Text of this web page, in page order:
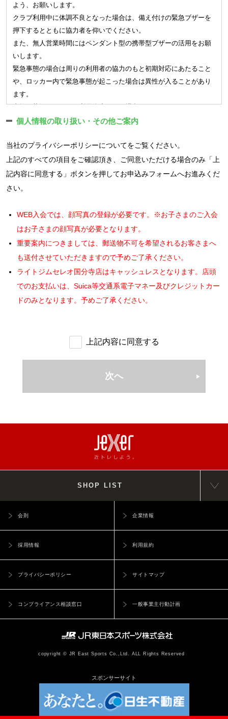
す。手続き時に定めた利用開始日が到来したときから有効とす
るものとします。
会員となる方は入会手続きの際、氏名、生年月日、性別、連絡
先電話番号、現住所、緊急連絡先と電話番号、および会費決済
に必要な情報を登録するものとします。また、会員となる方は
登録内容が正確であることを保証するものとします。
会員は入会手続きによって付与された会員番号により、会社が
規約に同意の上メールアドレス・パスワード等、所定の項目を
会員は顔写真を登録し、クラブは入会手続きによって付与され
た会員番号を付したデジタル情報として保有し、本人確認等や
サービス提供する上での照合、サービスを利用いただくための
会員証等は第三者に貸与又は譲渡することはできません。
会員はクラブが重複登録を認めた会員種別を除き、複数の会員
登録は出来ないものとします。またウェブサービス利用のため
(個人情報保護) 第8条
会社は、会社で取扱う会員の個人情報を別途定める「プライバシ
ーポリシー」に従って適正に利用・管理します。
次条に定める退会の手続きを完了したとき
第 30 条により入会したクラブの全部を閉鎖したとき
(退会) 第10条
た期日の締め切り当月の月末で退会することができます。
特別の事情がある場合を除き代理人による手続き又は電話その
他の方法による申し出は受付できません。
定める諸会費の返還はいたしません。
(1)
法令、本会則、その他クラブの定める規則に違反したとき
(2)
クラブの名誉を毀損し、又は秩序を乱したとき
させて頂きます）
(5)
スタッフの指示に従わないなどの行為によりクラブ運営に支
障をきたしたとき
第 25 条の利用禁止の各号いずれかに該当することを偽って
施設を利用したとき
その他クラブが会員として相応しくないと認めたとき
■休会
1 ヶ月以上の長期間クラブをご利用されない場合、月単位で最
大 3 ヶ月まで休会が可能です。
休会中は相互利用も含め施設のご利用はできません。
月の途中で休会を取消される場合には月会費との差額分のお支
払いが必要です。
届け出た休会期間の満了をもって届出前の契約内容に復会しま
※ 一部の店舗、会員種別では休会制度はありません。
■退会、解約
退会手続きが完了されていない場合には、在籍扱いとなり、ご
利用が無い場合でも会費はお納め頂きます。
3.その他
■入会キャンペーンについて
す。
在籍条件期間以上の在籍が特典の適用条件となります。期間内
でのご退会の場合、初期費用の割引分のお支払いが必要となり
ます。
期間内の休会も可能ですが、休会された月分、在籍条件は延長
となります。
特典は予告なく、変更・終了する場合がございます。予めご了
その他特典との併用はできません。
■会員証
施設をご利用の際は必ず、登録店舗指定の自身の会員証（モバ
WEBサービスより変更が必要となります。
クレジットカードの変更はWEBサービスでの手続き時に表示
された、期間より適用となります。
上記期間より以前の月会費に未納がある場合、合算請求させて
■個人情報の取得について
パーソナルトレーニングやスクール等、指導や施術を行う際に
要配慮個人情報を取得する場合があります。その際には個人情
ビスを利用することができます。
4. 当社は、利用登録の申請者に以下の事由があると判断した場
合、利用登録の申請を取り消しすることがあり、その理由につい
ては一切の開示義務を負わないものとします。
（1）利用登録の申請に際して虚偽の事項を届け出た場合
（2）本規約に違反したことがある者からの申請である場合
（3）別途定めるクラブ会則に違反したことがある者からの申請で
ある場合
（4）反社会的勢力等（暴力団、暴力団員、右翼団体、反社会的勢
力、その他これに準ずる者）である、または資金提供その他を通
与する等反社会的勢力との何らかの交流もしくは関与を行ってい
ると当社が判断した場合
第3条 ユーザーは、自己の責任において、本サービスのログイン
2. ユーザーは、いかなる場合にも、ログインIDおよびパスワー
ドを第三者に譲渡または貸与することはできません。
3. 当社は、ログインIDとパスワードの組み合わせが登録情報と
一致してログインされた場合には、そのログインIDを登録してい
るユーザー自身による利用とみなします。
（通信料）
第4条 本サービス利用登録ならびに利用の際にかかる通信料は、
第5条 当社は、以下の各号いずれかの事由があると判断した場
合、ユーザーに事前に通知することなく本サービスの全部または
一部の提供を停止または中断する場合があります。
抗力により、本サービスの提供が困難となった場合
（3）コンピュータまたは通信回線等が事故により停止した場合
（4）その他、当社が本サービスの提供の停止または中断が必要と
ーまたは第三者が被ったいかなる不利益または損害について、理
由を問わず一切の責任を負いません。
（本サービス内容と本サービス内容の変更）
緊急案内メール･･･施設の不具合、休講等を案内するEメール（自
動配信）
インフォメーションメール･･･イベントや情報を案内するEメール
変更しまたは本サービスの提供を中止することができるものと
し、これによってユーザーに生じた損害について一切の責任を負
（本サービスでの届出について）
第7条 ユーザーは、本サービスを利用し自ら操作し登録した前条
第1項に明記する届出については、サイト上の最終確認のボタンを
押すことでユーザーの承認行為、届出の申請となり、当社からの
よう、お願いします。
クラブ利用中に体調不良となった場合は、備え付けの緊急ブザーを
押下するとともに協力者を仰いでください。
また、無人営業時間にはペンダント型の携帯型ブザーの活用をお願
いします。
緊急事態の場合は周りの利用者の協力のもと初期対応にあたること
や、ロッカー内で緊急事態が起こった場合は異性が入ることがあり
ます。
AEDは利用者が使用できる場所に常設してあり、緊急時はスタッフ
館内に掲示されている避難口、避難経路の確認を行い、非常時は躊
躇することなく使用してください。
※24時間営業店舗について、以下の事項を確認します。
トイレ、シャワーブースで一定時間の滞留があると警備員が駆
けつける場合があります。
無人営業時間に緊急ブザーが押されると天井スピーカーからの
呼び掛けがあります。
個人情報の取り扱い・その他ご案内
当社のプライバシーポリシーについてをご覧ください。
上記のすべての項目をご確認頂き、ご同意いただける場合のみ「上
記内容に同意する」ボタンを押してお申込みフォームへお進みくだ
さい。
WEB入会では、顔写真の登録が必要です。※お子さまのご入会
はお子さまの顔写真が必要となります。
重要案内につきましては、郵送物不可を希望されるお客さまへ
も送付させていただきますので予めご了承ください。
ライトジムセレオ国分寺店はキャッシュレスとなります。店頭
でのお支払いは、Suica等交通系電子マネー及びクレジットカー
ドのみとなります。予めご了承ください。
上記内容に同意する
次へ
SHOP LIST
copyright © JR East Sports Co.,Ltd. ALL Rights Reserved
会則 企業情報
採用情報 利用規約
プライバシーポリシー サイトマップ
コンプライアンス相談窓口 一般事業主行動計画
スポンサーサイト